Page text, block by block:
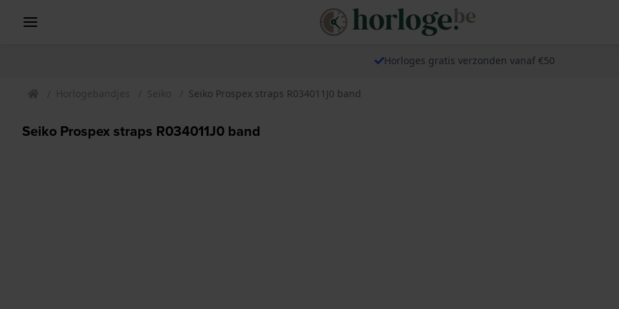
Horloges gratis verzonden vanaf €50
Horlogebandjes Seiko Seiko Prospex straps R034011J0 band
Seiko Prospex straps R034011J0 band